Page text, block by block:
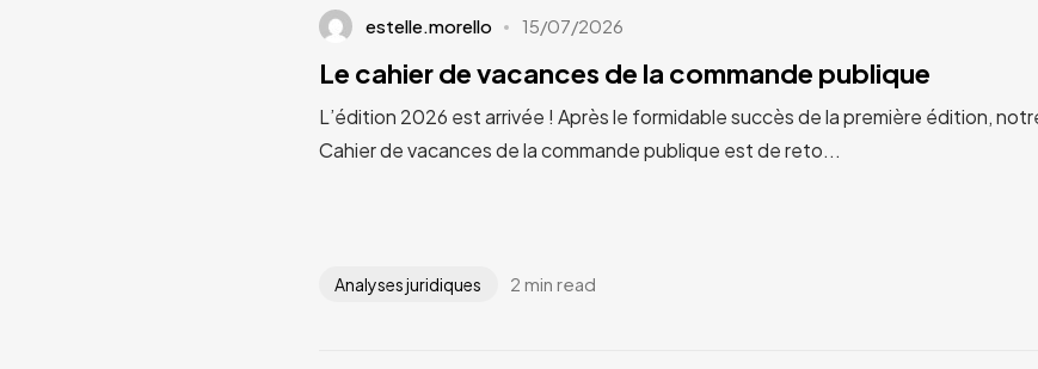
estelle.morello 15/07/2026
Le cahier de vacances de la commande publique
L’édition 2026 est arrivée ! Après le formidable succès de la première édition,
Cahier de vacances de la commande publique est de reto...
Analyses juridiques 2 min read